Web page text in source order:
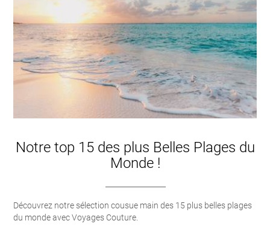
Notre top 15 des plus Belles Plages du
Monde !
Découvrez notre sélection cousue main des 15 plus belles plages
du monde avec Voyages Couture.